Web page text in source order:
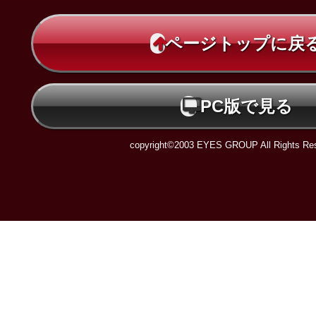
ページトップに戻
PC版で見る
copyright©2003 EYES GROUP All Rights